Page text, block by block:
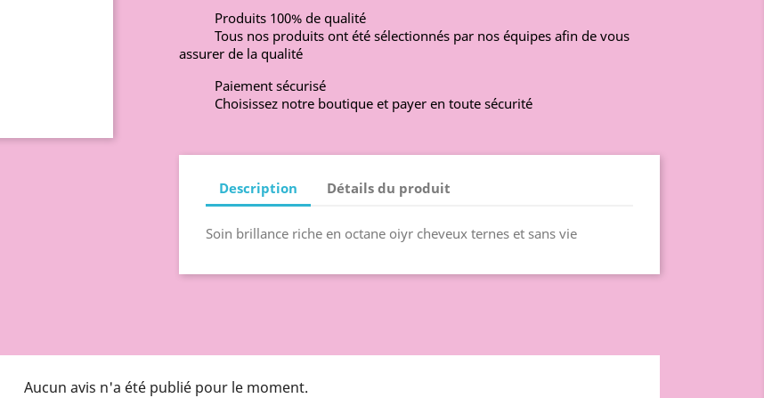
Produits 100% de qualité
Tous nos produits ont été sélectionnés par nos équipes afin de vous
assurer de la qualité
Paiement sécurisé
Choisissez notre boutique et payer en toute sécurité
Description Détails du produit
Soin brillance riche en octane oiyr cheveux ternes et sans vie
Aucun avis n'a été publié pour le moment.